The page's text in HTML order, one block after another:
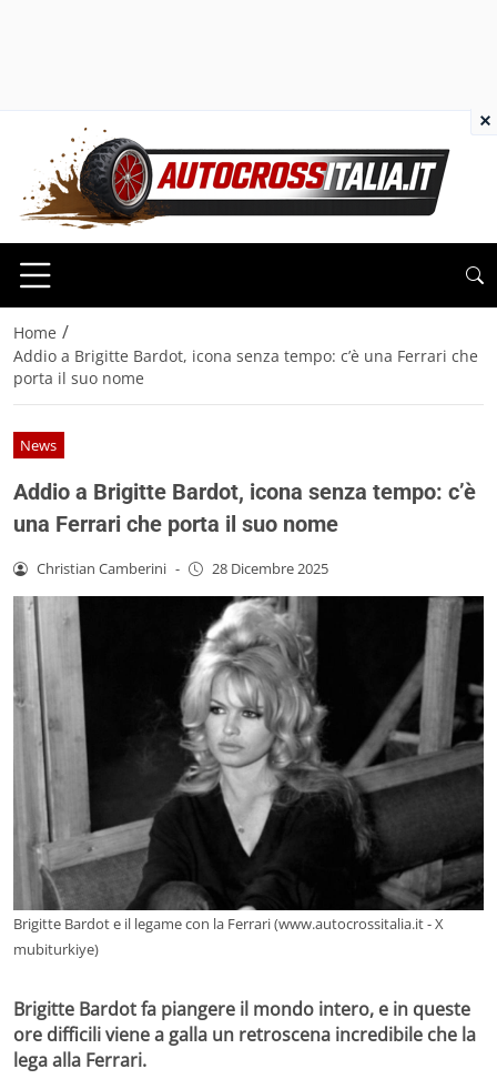
Home /
Addio a Brigitte Bardot, icona senza tempo: c’è una Ferrari che
porta il suo nome
News
Addio a Brigitte Bardot, icona senza tempo: c’è
una Ferrari che porta il suo nome
Christian Camberini - 28 Dicembre 2025
Brigitte Bardot e il legame con la Ferrari (www.autocrossitalia.it - X
mubiturkiye)
Brigitte Bardot fa piangere il mondo intero, e in queste
ore difficili viene a galla un retroscena incredibile che la
lega alla Ferrari.
×